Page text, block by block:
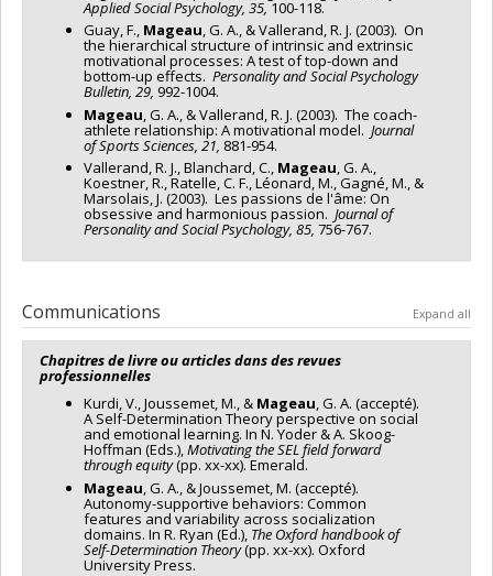
Applied Social Psychology, 35,100-118.
Guay, F., Mageau, G. A., & Vallerand, R. J. (2003). On
the hierarchical structure of intrinsic and extrinsic
motivational processes: A test of top-down and
bottom-up effects. Personality and Social Psychology
Bulletin, 29, 992-1004.
Mageau , G. A., & Vallerand, R. J. (2003). The coach-
athlete relationship: A motivational model. Journal
of Sports Sciences, 21, 881-954.
Vallerand, R. J., Blanchard, C., Mageau, G. A.,
Koestner, R., Ratelle, C. F., Léonard, M., Gagné, M., &
Marsolais, J. (2003). Les passions de l'âme: On
obsessive and harmonious passion. Journal of
Personality and Social Psychology, 85, 756-767.
Communications Expand all
Chapitres de livre ou articles dans des revues
professionnelles
Kurdi, V., Joussemet, M., & Mageau, G. A. (accepté).
A Self-Determination Theory perspective on social
and emotional learning. In N. Yoder & A. Skoog-
Hoffman (Eds.),Motivating the SEL field forward
through equity(pp. xx-xx). Emerald.
Mageau, G. A., & Joussemet, M. (accepté).
Autonomy-supportive behaviors: Common
features and variability across socialization
domains. In R. Ryan (Ed.), The Oxford handbook of
Self-Determination Theory(pp. xx-xx). Oxford
University Press.